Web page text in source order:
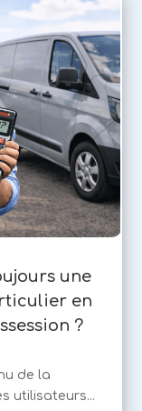
une
en
?
de la
utilisateurs...